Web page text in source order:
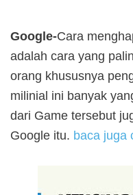
Google-Cara
adalah cara yang
orang khususnya
milinial ini banyak
dari Game tersebut
Google itu. baca juga